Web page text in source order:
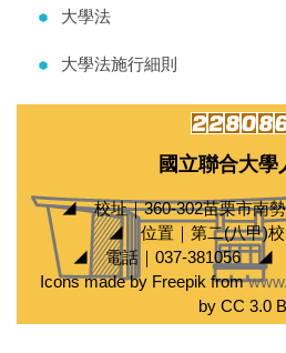
大學法
大學法施行細則
國立聯合大學
◢ 校址｜360-302苗栗市南
◢ 位置｜第二(八甲)校
◢ 電話｜037-381056 ◢
Icons made by Freepik from
by CC 3.0